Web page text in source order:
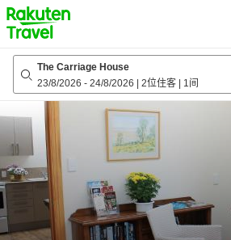
to
top
page
The Carriage House
23/8/2026 - 24/8/2026 2位住客 1间